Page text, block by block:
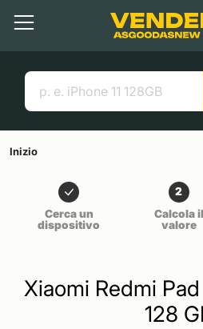
Contenuto principale
Menu
Cerca
Link utili
Inizio
Cerca un
dispositivo
2
Calcola il
valore
Xiaomi Redmi
128